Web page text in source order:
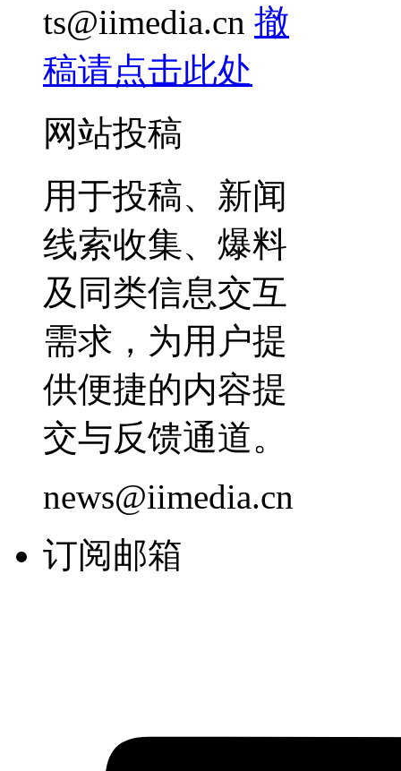
ts@iimedia.cn 撤
稿请点击此处
网站投稿
用于投稿、新闻
线索收集、爆料
及同类信息交互
需求，为用户提
供便捷的内容提
交与反馈通道。
news@iimedia.cn
订阅邮箱